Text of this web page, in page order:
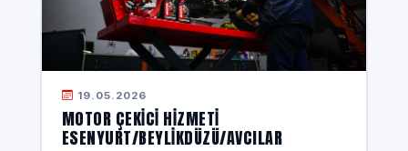
19.05.2026
MOTOR ÇEKICI HIZMETI
ESENYURT/BEYLIKDÜZÜ/AVCILAR